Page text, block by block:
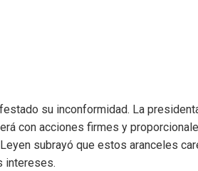
su inconformidad. La
con acciones firmes y
subrayó que estos aranceles
intereses.